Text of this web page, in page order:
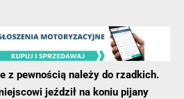
z pewnością należy do rzadkich.
jeździł na koniu pijany